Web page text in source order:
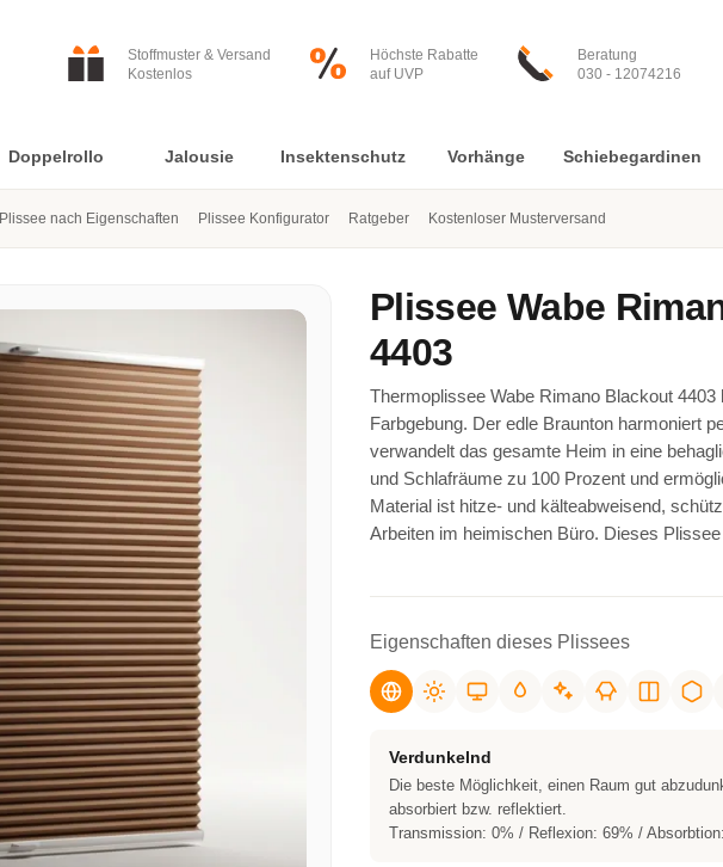
Stoffmuster & Versand
Kostenlos
Höchste Rabatte
auf UVP
Beratung
030 - 12074216
Plissee nach Eigenschaften Plissee Konfigurator Ratgeber Kostenloser Musterversand
Doppelrollo Jalousie Insektenschutz Vorhänge Schiebegardinen
Plissee Wabe
4403
Thermoplissee Wabe Rimano Blackout
Farbgebung. Der edle Braunton harmoniert
verwandelt das gesamte Heim in eine
und Schlafräume zu 100 Prozent und
Material ist hitze- und kälteabweisend,
Arbeiten im heimischen Büro. Dieses
Eigenschaften dieses Plissees
Verdunkelnd
Die beste Möglichkeit, einen Raum gut
absorbiert bzw. reflektiert.
Transmission: 0% / Reflexion: 69% /